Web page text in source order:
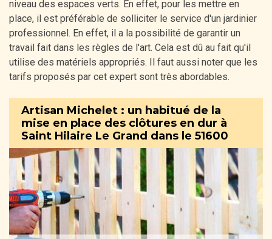
niveau des espaces verts. En effet, pour les mettre en
place, il est préférable de solliciter le service d'un jardinier
professionnel. En effet, il a la possibilité de garantir un
travail fait dans les règles de l'art. Cela est dû au fait qu'il
utilise des matériels appropriés. Il faut aussi noter que les
tarifs proposés par cet expert sont très abordables.
Artisan Michelet : un habitué de la
mise en place des clôtures en dur à
Saint Hilaire Le Grand dans le 51600